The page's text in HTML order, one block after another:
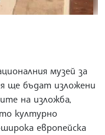
музей за
ще бъдат изложени
на изложба,
културно
европейска